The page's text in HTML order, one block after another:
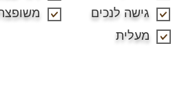
גישה לנכים
מעלית